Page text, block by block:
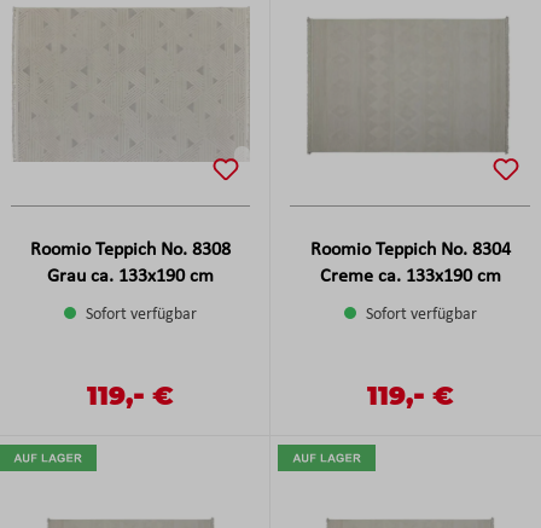
Roomio Teppich No. 8308
Grau ca. 133x190 cm
Sofort verfügbar
Regulärer Preis:
Verkaufspreis:
119,- €
Roomio Teppich No. 8304
Creme ca. 133x190 cm
Sofort verfügbar
Regulärer Preis:
Verkaufspreis:
119,- €